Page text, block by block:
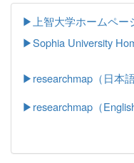
▶上智大学ホームペー
▶Sophia University
▶researchmap（日本語
▶researchmap（English